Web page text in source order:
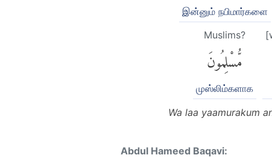
இன்னும் நபிமார்களை
Muslims?
مُّسْلِمُونَ
முஸ்லிம்களாக
Wa laa yaamurakum
Abdul Hameed Baqavi: